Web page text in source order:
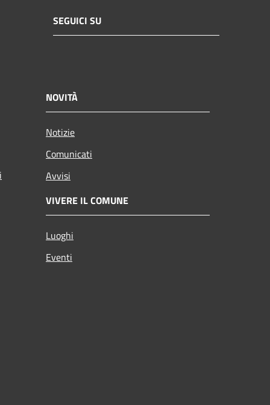
SEGUICI SU
NOVITÀ
Notizie
Comunicati
Avvisi
VIVERE IL COMUNE
Luoghi
Eventi